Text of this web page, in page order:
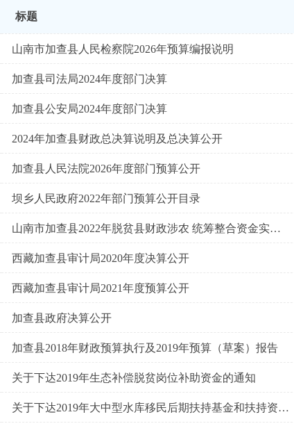
标题
山南市加查县人民检察院2026年预算编报说明
加查县司法局2024年度部门决算
加查县公安局2024年度部门决算
2024年加查县财政总决算说明及总决算公开
加查县人民法院2026年度部门预算公开
坝乡人民政府2022年部门预算公开目录
山南市加查县2022年脱贫县财政涉农 统筹整合资金实施方案
西藏加查县审计局2020年度决算公开
西藏加查县审计局2021年度预算公开
加查县政府决算公开
加查县2018年财政预算执行及2019年预算（草案）报告
关于下达2019年生态补偿脱贫岗位补助资金的通知
关于下达2019年大中型水库移民后期扶持基金和扶持资金的通知